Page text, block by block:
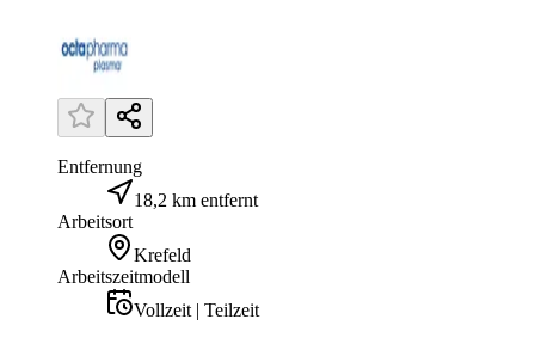
Entfernung
18,2 km entfernt
Arbeitsort
Krefeld
Arbeitszeitmodell
Vollzeit | Teilzeit